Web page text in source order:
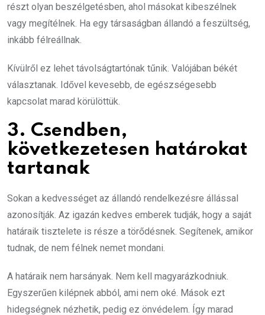
részt olyan beszélgetésben, ahol másokat kibeszélnek
vagy megítélnek. Ha egy társaságban állandó a feszültség,
inkább félreállnak.
Kívülről ez lehet távolságtartónak tűnik. Valójában békét
választanak. Idővel kevesebb, de egészségesebb
kapcsolat marad körülöttük.
3. Csendben,
következetesen határokat
tartanak
Sokan a kedvességet az állandó rendelkezésre állással
azonosítják. Az igazán kedves emberek tudják, hogy a saját
határaik tisztelete is része a törődésnek. Segítenek, amikor
tudnak, de nem félnek nemet mondani.
A határaik nem harsányak. Nem kell magyarázkodniuk.
Egyszerűen kilépnek abból, ami nem oké. Mások ezt
hidegségnek nézhetik, pedig ez önvédelem. Így marad